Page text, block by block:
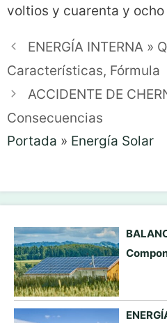
voltios y cuarenta y
ENERGÍA INTERNA »
Características, Fórmula
ACCIDENTE DE
Consecuencias
Portada » Energía Solar